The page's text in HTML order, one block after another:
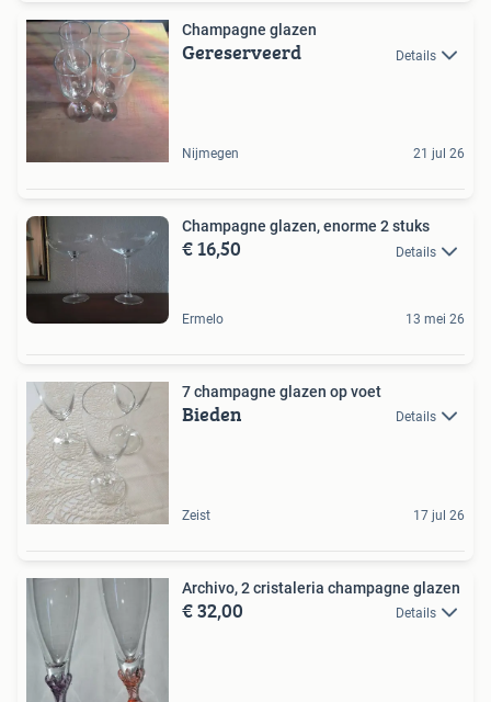
Champagne glazen
Gereserveerd Details
Nijmegen 21 jul 26
Champagne glazen, enorme 2 stuks
€ 16,50 Details
Ermelo 13 mei 26
7 champagne glazen op voet
Bieden Details
Zeist 17 jul 26
Archivo, 2 cristaleria champagne glazen
€ 32,00 Details